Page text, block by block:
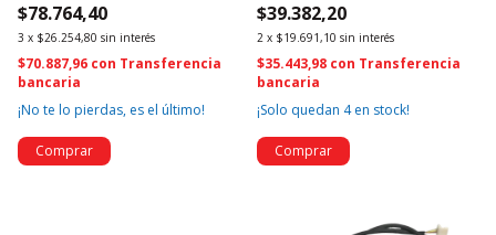
$78.764,40
3 x $26.254,80 sin interés
$70.887,96 con Transferencia
bancaria
¡No te lo pierdas, es el último!
3933
$39.382,20
2 x $19.691,10 sin interés
$35.443,98 con Transferencia
bancaria
¡Solo quedan 4en stock!